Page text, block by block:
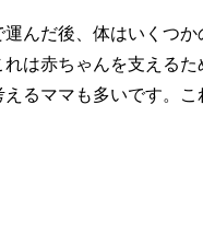
んだ後、体はいくつ
は赤ちゃんを支える
るママも多いです。こ